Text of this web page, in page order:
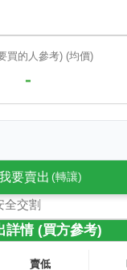
買的人參考) (均價)
-
要賣出 (轉讓)
交割
詳情 (買方參考)
賣低